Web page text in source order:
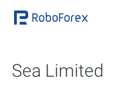
Sea Limited